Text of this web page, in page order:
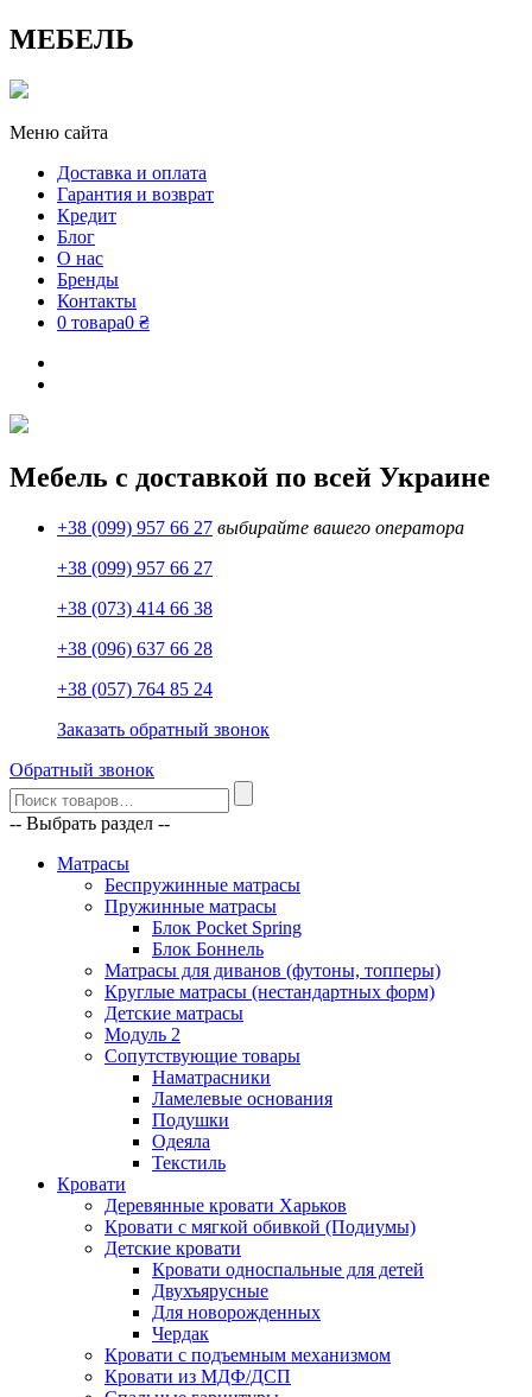
МЕБЕЛЬ
Меню сайта
Доставка и оплата
Гарантия и возврат
Кредит
Блог
О нас
Бренды
Контакты
0 товара0 ₴
Мебель с доставкой по всей Украине
+38 (099) 957 66 27 выбирайте вашего оператора
+38 (099) 957 66 27
+38 (073) 414 66 38
+38 (096) 637 66 28
+38 (057) 764 85 24
Заказать обратный звонок
Обратный звонок
-- Выбрать раздел --
Матрасы
Беспружинные матрасы
Пружинные матрасы
Блок Pocket Spring
Блок Боннель
Матрасы для диванов (футоны, топперы)
Круглые матрасы (нестандартных форм)
Детские матрасы
Модуль 2
Сопутствующие товары
Наматрасники
Ламелевые основания
Подушки
Одеяла
Текстиль
Кровати
Деревянные кровати Харьков
Кровати с мягкой обивкой (Подиумы)
Детские кровати
Кровати односпальные для детей
Двухъярусные
Для новорожденных
Чердак
Кровати с подъемным механизмом
Кровати из МДФ/ДСП